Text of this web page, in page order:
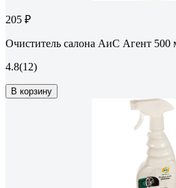
205 ₽
Очиститель салона АиС Агент 500
4.8(12)
В корзину